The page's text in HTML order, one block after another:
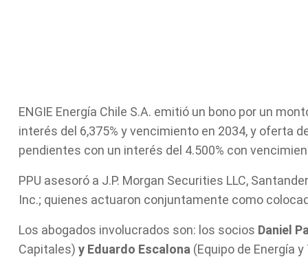
ENGIE Energía Chile S.A. emitió un bono por un
interés del 6,375% y vencimiento en 2034, y oferta
pendientes con un interés del 4.500% con
PPU asesoró a J.P. Morgan Securities LLC,
Inc.; quienes actuaron conjuntamente como
Los abogados involucrados son: los socios Daniel
Capitales) y Eduardo Escalona (Equipo de Energía